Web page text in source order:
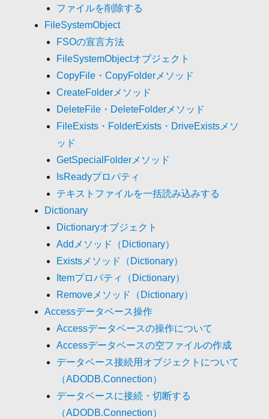
ファイルを削除する
FileSystemObject
FSOの宣言方法
FileSystemObjectオブジェクト
CopyFile・CopyFolderメソッド
CreateFolderメソッド
DeleteFile・DeleteFolderメソッド
FileExists・FolderExists・DriveExistsメソ
ッド
GetSpecialFolderメソッド
IsReadyプロパティ
テキストファイルを一括読み込みする
Dictionary
Dictionaryオブジェクト
Addメソッド（Dictionary）
Existsメソッド（Dictionary）
Itemプロパティ（Dictionary）
Removeメソッド（Dictionary）
Accessデータベース操作
Accessデータベースの操作について
Accessデータベースの空ファイルの作成
データベース接続用オブジェクトについて
（ADODB.Connection）
データベースに接続・切断する
（ADODB.Connection）